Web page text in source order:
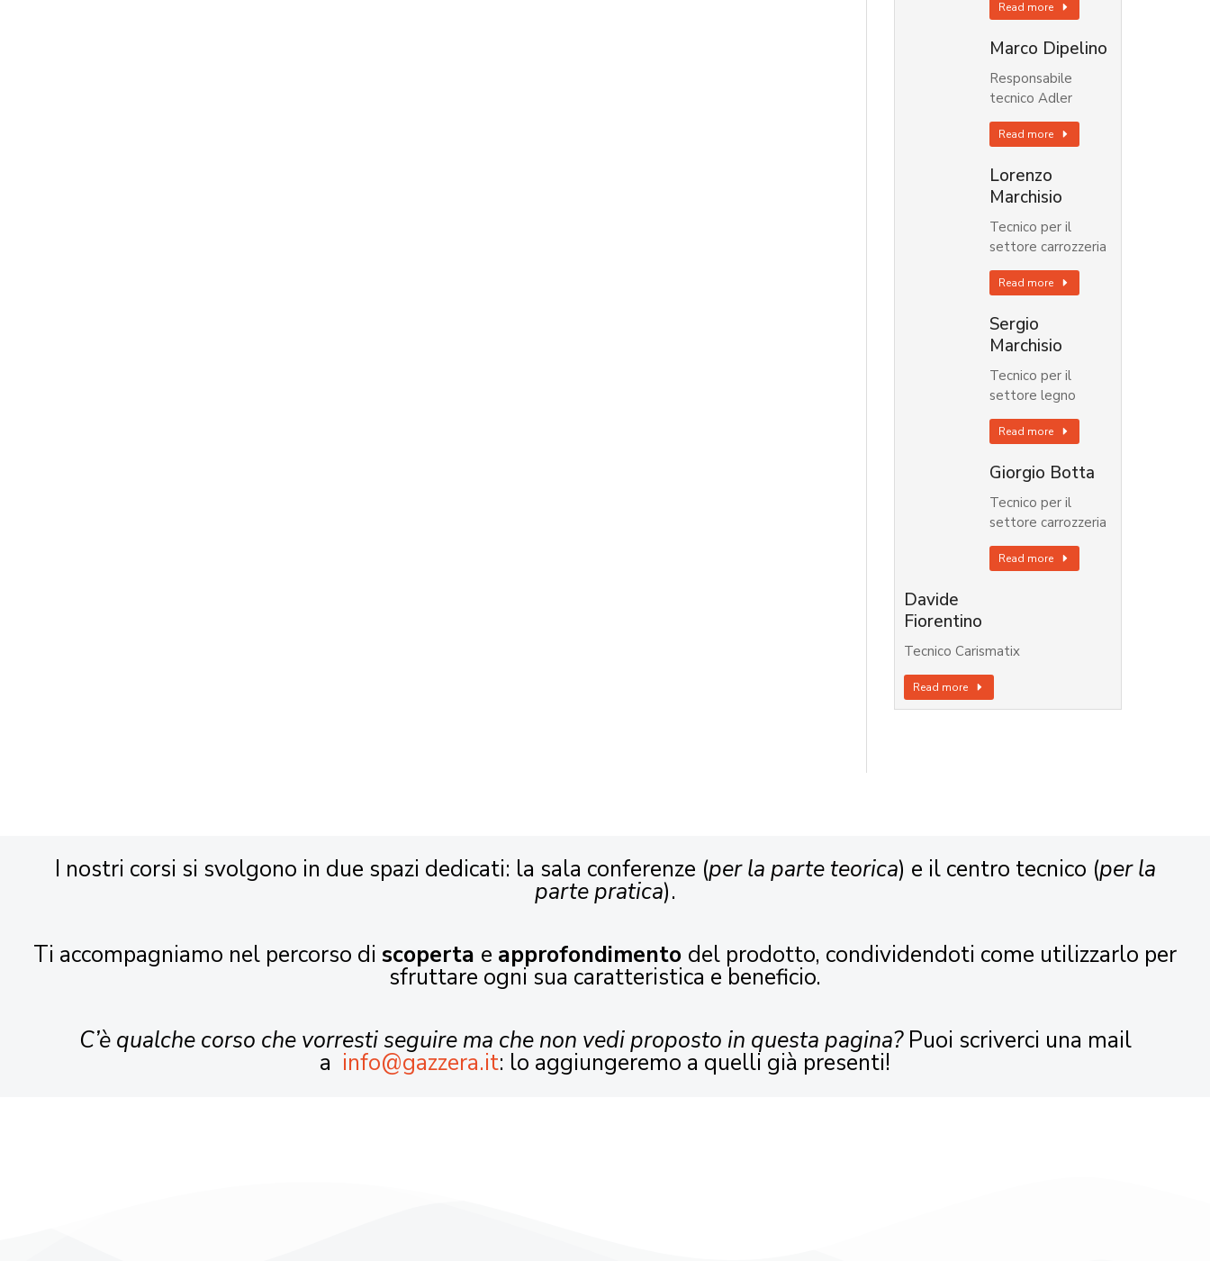
Read more
Marco Dipelino
Responsabile
tecnico Adler
Read more
Lorenzo
Marchisio
Tecnico per il
settore carrozzeria
Read more
Sergio
Marchisio
Tecnico per il
settore legno
Read more
Giorgio Botta
Tecnico per il
settore carrozzeria
Read more
Davide
Fiorentino
Tecnico Carismatix
Read more
I nostri corsi si svolgono in due spazi dedicati: la sala conferenze (per la parte teorica) e il centro tecnico (per la
parte pratica).
Ti accompagniamo nel percorso di scoperta e approfondimento del prodotto, condividendoti come utilizzarlo per
sfruttare ogni sua caratteristica e beneficio.
C’è qualche corso che vorresti seguire ma che non vedi proposto in questa pagina?Puoi scriverci una mail
a info@gazzera.it: lo aggiungeremo a quelli già presenti!